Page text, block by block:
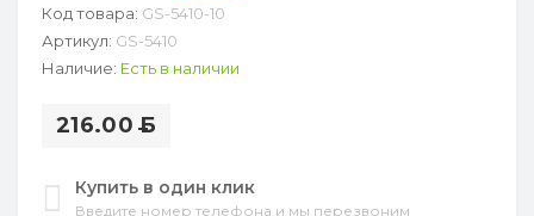
Код товара: GS-5410-10
Артикул: GS-5410
Наличие: Есть в наличии
216.00Б
Купить в один клик
Введите номер телефона и мы перезвоним